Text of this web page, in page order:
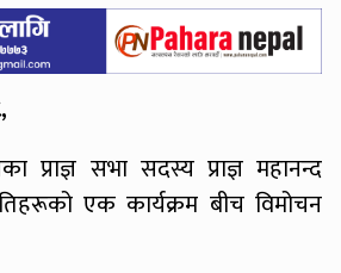
प्राज्ञ सभा सदस्य प्राज्ञ महानन्द
एक कार्यक्रम बीच विमोचन